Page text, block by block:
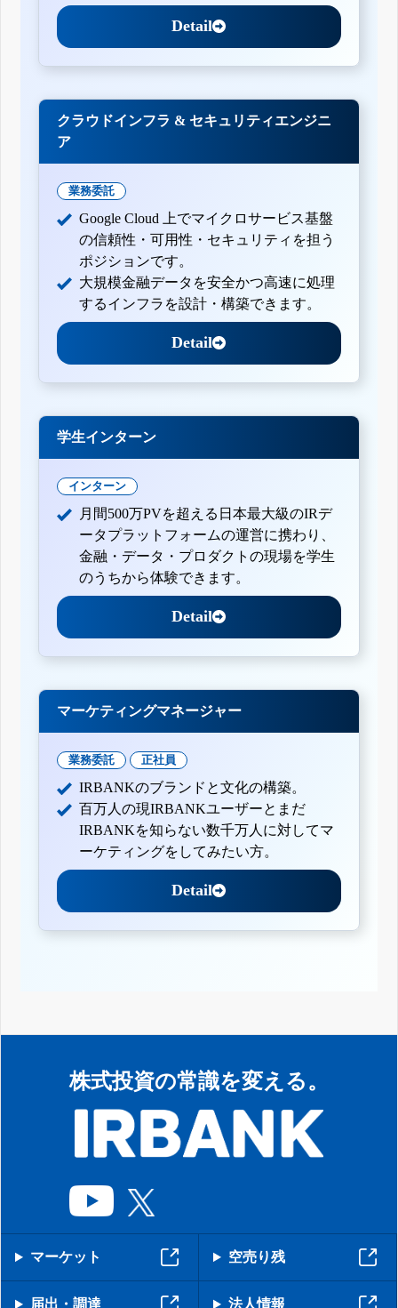
Detail
クラウドインフラ & セキュリティエンジニ
ア
業務委託
Google Cloud 上でマイクロサービス基盤
の信頼性・可用性・セキュリティを担う
ポジションです。
大規模金融データを安全かつ高速に処理
するインフラを設計・構築できます。
Detail
学生インターン
インターン
月間500万PVを超える日本最大級のIRデ
ータプラットフォームの運営に携わり、
金融・データ・プロダクトの現場を学生
のうちから体験できます。
Detail
マーケティングマネージャー
業務委託 正社員
IRBANKのブランドと文化の構築。
百万人の現IRBANKユーザーとまだ
IRBANKを知らない数千万人に対してマ
ーケティングをしてみたい方。
Detail
株式投資の常識を変える。
マーケット 空売り残
届出・調達 法人情報